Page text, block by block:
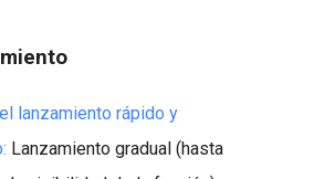
lanzamiento rápido y
Lanzamiento gradual (hasta